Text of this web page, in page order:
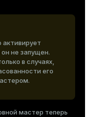
активирует
не запущен.
в случаях,
его
мастер теперь